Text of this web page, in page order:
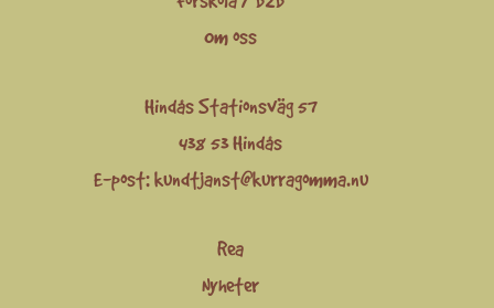
Om oss
Hindås Stationsväg 57
438 53 Hindås
E-post:kundtjanst@kurragomma.nu
Rea
Nyheter